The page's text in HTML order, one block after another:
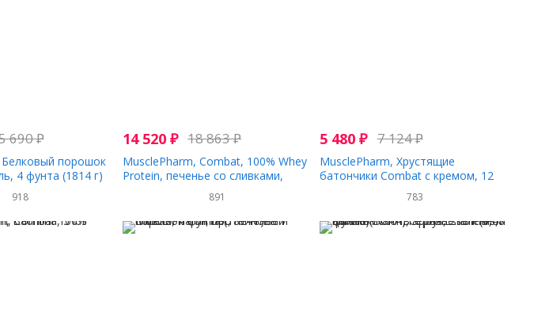
690₽
Белковый порошок
4 фунта (1814 г)
918
14 520 ₽ 18 863₽
MusclePharm, Combat, 100% Whey
Protein, печенье со сливками,
2269 г (5 фунтов)891
5 480₽ 7 124₽
MusclePharm, Хрустящие
батончики Combat с кремом, 12
батончиков по 2,22 унции (63 г)
783